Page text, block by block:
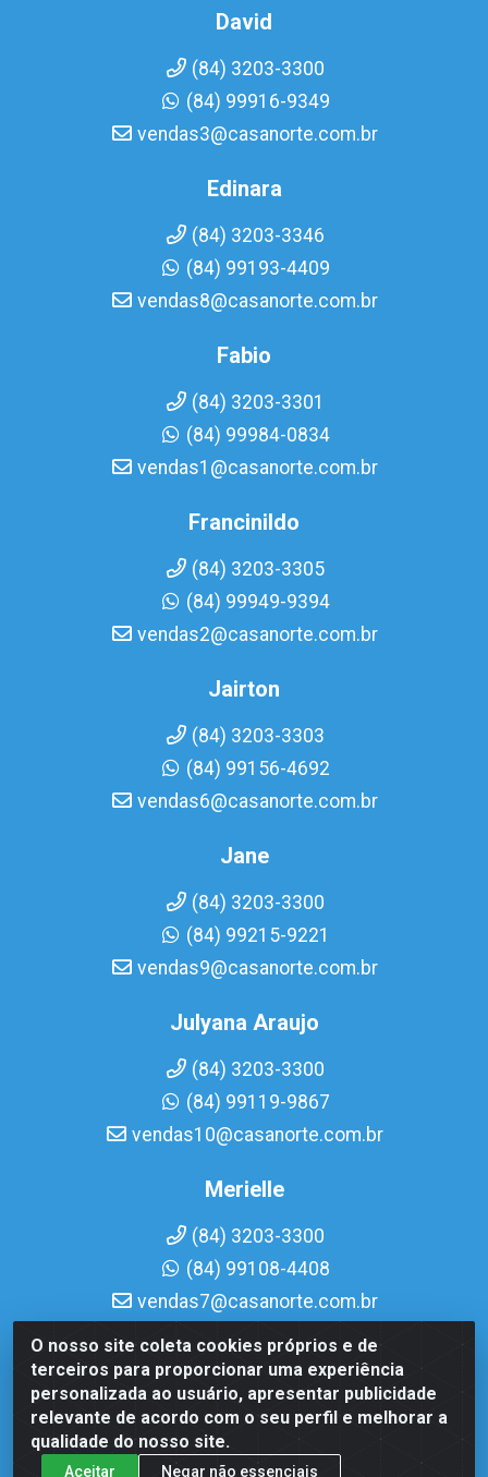
O nosso site coleta cookies próprios e de
terceiros para proporcionar uma experiência
personalizada ao usuário, apresentar publicidade
relevante de acordo com o seu perfil e melhorar a
qualidade do nosso site.
Aceitar Negar não essenciais
David
(84) 3203-3300
(84) 99916-9349
vendas3@casanorte.com.br
Edinara
(84) 3203-3346
(84) 99193-4409
vendas8@casanorte.com.br
Fabio
(84) 3203-3301
(84) 99984-0834
vendas1@casanorte.com.br
Francinildo
(84) 3203-3305
(84) 99949-9394
vendas2@casanorte.com.br
Jairton
(84) 3203-3303
(84) 99156-4692
vendas6@casanorte.com.br
Jane
(84) 3203-3300
(84) 99215-9221
vendas9@casanorte.com.br
Julyana Araujo
(84) 3203-3300
(84) 99119-9867
vendas10@casanorte.com.br
Merielle
(84) 3203-3300
(84) 99108-4408
vendas7@casanorte.com.br
Casa Norte LTDA - Av. Interventor Mário Câmara, 1815 -
Dix-Sept Rosado, Natal/RN - CEP 59054-600 - CNPJ
08.713.513/0001-51